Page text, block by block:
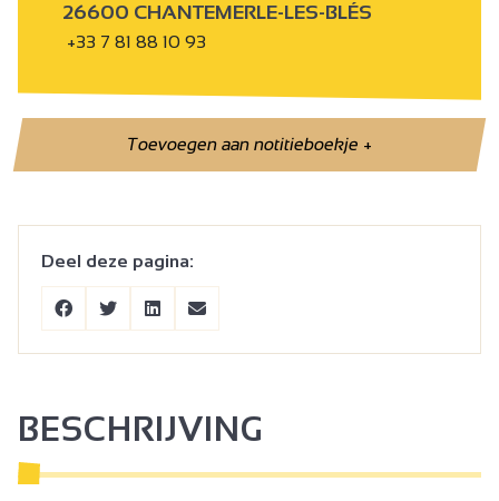
26600 CHANTEMERLE-LES-BLÉS
+33 7 81 88 10 93
Toevoegen aan notitieboekje+
Deel deze pagina:
BESCHRIJVING